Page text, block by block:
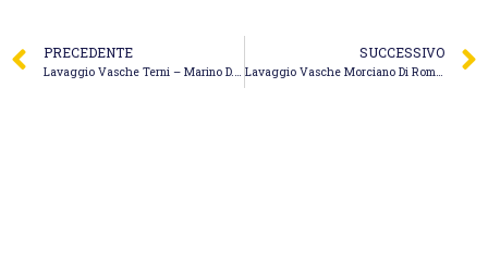
PRECEDENTE
Lavaggio Vasche Terni – Marino D. & F. Spurgo Fognature
SUCCESSIVO
Lavaggio Vasche Morciano Di Romagna – Eureko